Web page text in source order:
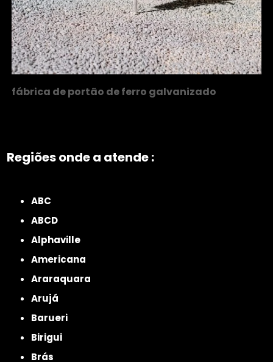
fábrica de portão de ferro galvanizado
Regiões onde a atende :
ABC
ABCD
Alphaville
Americana
Araraquara
Arujá
Barueri
Birigui
Brás